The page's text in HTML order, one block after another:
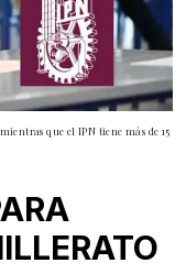
que el IPN tiene más de 15